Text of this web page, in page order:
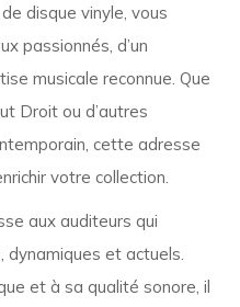
disque vinyle, vous
passionnés, d’un
musicale reconnue. Que
Droit ou d’autres
cette adresse
votre collection.
aux auditeurs qui
dynamiques et actuels.
et à sa qualité sonore, il